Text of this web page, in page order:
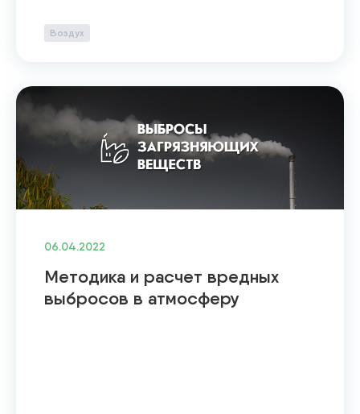
Воздух
06.04.2022
Методика и расчет вредных
выбросов в атмосферу